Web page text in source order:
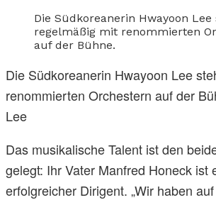
Die Südkoreanerin Hwayoon Lee
regelmäßig mit renommierten
auf der Bühne.
Die Südkoreanerin Hwayoon Lee
renommierten Orchestern auf der
Lee
Das musikalische Talent ist den
gelegt: Ihr Vater Manfred Honeck ist
erfolgreicher Dirigent. „Wir haben